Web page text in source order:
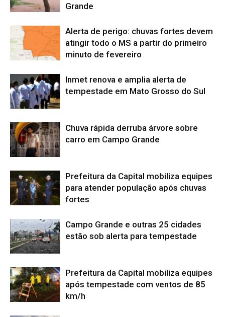
Grande
Alerta de perigo: chuvas fortes devem
atingir todo o MS a partir do primeiro
minuto de fevereiro
Inmet renova e amplia alerta de
tempestade em Mato Grosso do Sul
Chuva rápida derruba árvore sobre
carro em Campo Grande
Prefeitura da Capital mobiliza equipes
para atender população após chuvas
fortes
Campo Grande e outras 25 cidades
estão sob alerta para tempestade
Prefeitura da Capital mobiliza equipes
após tempestade com ventos de 85
km/h